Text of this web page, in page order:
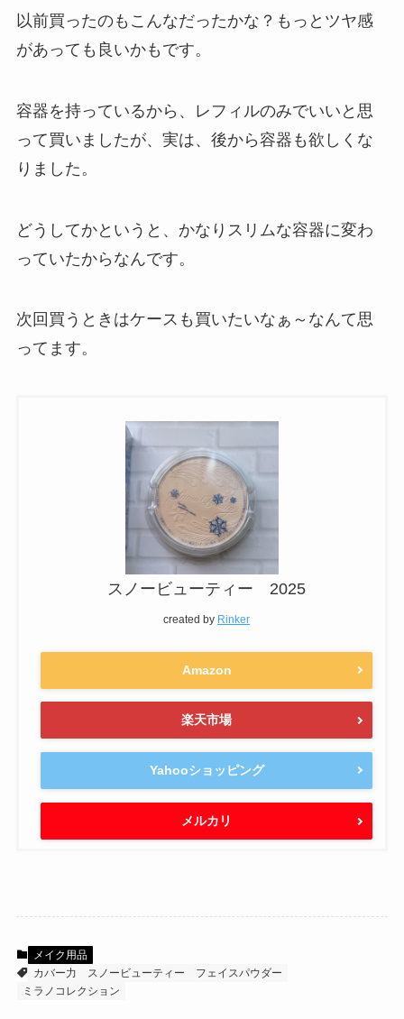
以前買ったのもこんなだったかな？もっとツヤ感
があっても良いかもです。
容器を持っているから、レフィルのみでいいと思
って買いましたが、実は、後から容器も欲しくな
りました。
どうしてかというと、かなりスリムな容器に変わ
っていたからなんです。
次回買うときはケースも買いたいなぁ～なんて思
ってます。
スノービューティー 2025
created by Rinker
Amazon
楽天市場
Yahooショッピング
メルカリ
メイク用品
カバー力
スノービューティー
フェイスパウダー
ミラノコレクション